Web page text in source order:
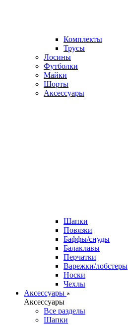
Комплекты
Трусы
Лосины
Футболки
Майки
Шорты
Аксессуары
Шапки
Повязки
Баффы/снуды
Балаклавы
Перчатки
Варежки/лобстеры
Носки
Чехлы
Аксессуары
Аксессуары
Все разделы
Шапки